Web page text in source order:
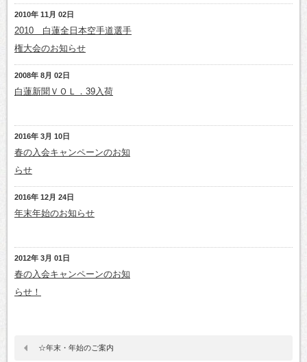
2010年 11月 02日
2010 白蓮全日本空手道選手
権大会のお知らせ
2008年 8月 02日
白蓮新聞ＶＯＬ．39入荷
2016年 3月 10日
春の入会キャンペーンのお知
らせ
2016年 12月 24日
年末年始のお知らせ
2012年 3月 01日
春の入会キャンペーンのお知
らせ！
☆年末・年始のご案内